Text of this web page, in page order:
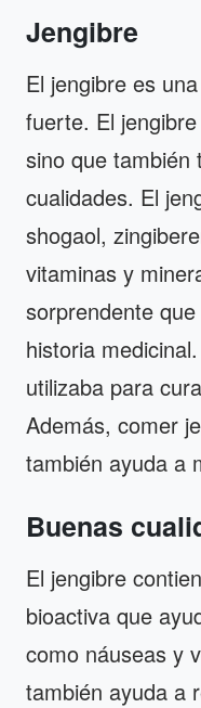
Jengibre
El jengibre es
fuerte. El
sino que también
cualidades. El
shogaol,
vitaminas y
sorprendente
historia
utilizaba para
Además, comer
también ayuda a
Buenas
El jengibre
bioactiva que
como náuseas y
también ayuda a